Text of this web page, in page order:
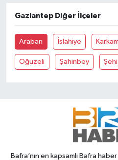
Gaziantep Diğer İlçeler
Araban İslahiye
Oğuzeli Şahinbey
Bafra’nın en kapsamlı Bafra